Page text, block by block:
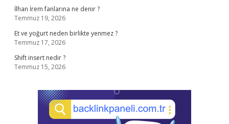
İlhan İrem fanlarına ne denir ?
Temmuz 19, 2026
Et ve yoğurt neden birlikte yenmez ?
Temmuz 17, 2026
Shift insert nedir ?
Temmuz 15, 2026